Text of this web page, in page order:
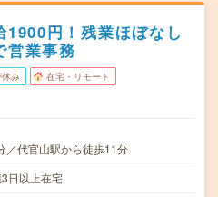
1900円！残業ほぼなし
営業事務
休み 在宅・リモート
／代官山駅から徒歩11分
日以上在宅